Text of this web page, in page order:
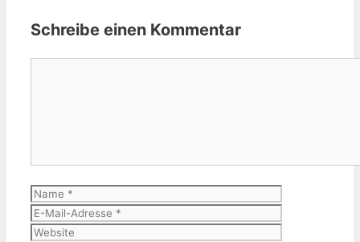
Schreibe einen Kommentar
Name